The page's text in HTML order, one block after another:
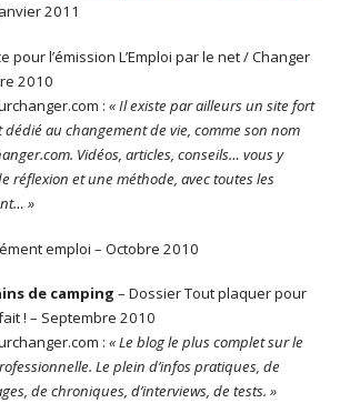
2011
pour l’émission L’Emploi par le net / Changer
2010
: « Il existe par ailleurs un site fort
au changement de vie, comme son nom
Vidéos, articles, conseils… vous y
réflexion et une méthode, avec toutes les
»
emploi – Octobre 2010
de camping – Dossier Tout plaquer pour
! – Septembre 2010
: « Le blog le plus complet sur le
Le plein d’infos pratiques, de
de chroniques, d’interviews, de tests. »